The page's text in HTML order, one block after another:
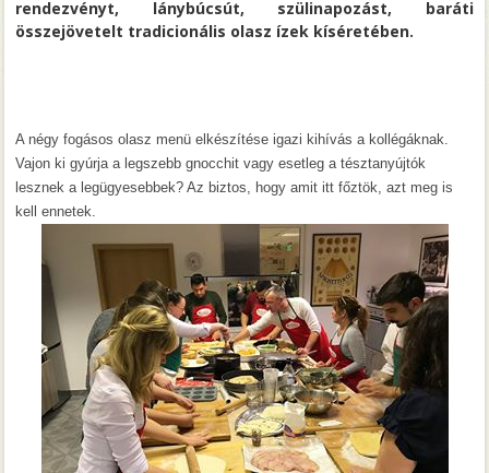
rendezvényt, lánybúcsút, szülinapozást, baráti
összejövetelt tradicionális olasz ízek kíséretében.
A négy fogásos olasz menü elkészítése igazi kihívás a kollégáknak.
Vajon ki gyúrja a legszebb gnocchit vagy esetleg a tésztanyújtók
lesznek a legügyesebbek? Az biztos, hogy amit itt főztök, azt meg is
kell ennetek.